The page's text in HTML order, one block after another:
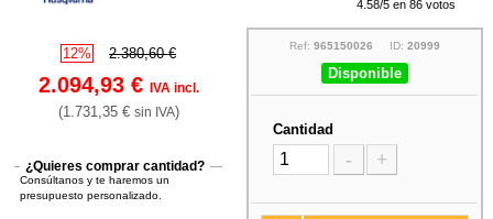
4.58/5 en 86 votos
12% 2.380,60 €
2.094,93 € IVA incl.
(1.731,35 € sin IVA)
¿Quieres comprar cantidad?
Consúltanos y te haremos un
presupuesto personalizado.
Ref: 965150026 ID: 20999
Disponible
Cantidad
- +